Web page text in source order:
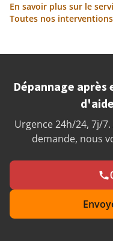
En savoir plus sur le
Toutes nos
Dépannage
Urgence 24h/24, 7j/
demande, nous